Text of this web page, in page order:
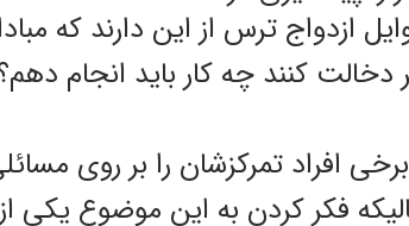
ازدواج ترس از این دارند که
کنند چه کار باید انجام
افراد تمرکزشان را بر روی
فکر کردن به این موضوع یکی